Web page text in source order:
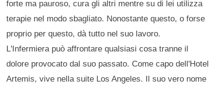
forte ma pauroso, cura gli altri mentre su di lei utilizza
terapie nel modo sbagliato. Nonostante questo, o forse
proprio per questo, dà tutto nel suo lavoro.
L'Infermiera può affrontare qualsiasi cosa tranne il
dolore provocato dal suo passato. Come capo dell'Hotel
Artemis, vive nella suite Los Angeles. Il suo vero nome